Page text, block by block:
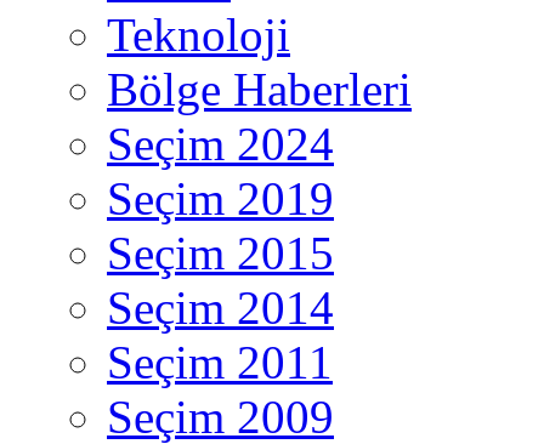
Teknoloji
Bölge Haberleri
Seçim 2024
Seçim 2019
Seçim 2015
Seçim 2014
Seçim 2011
Seçim 2009